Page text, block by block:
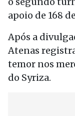
apoio de 168
Após a
Atenas
temor nos
do Syriza.